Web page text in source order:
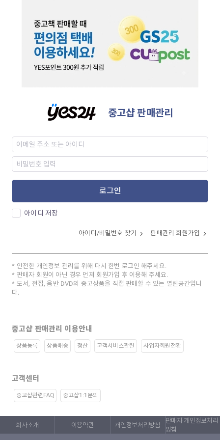
중고샵 판매관리
로그인
아이디 저장
아이디/비밀번호 찾기 판매관리 회원가입
안전한 개인정보 관리를 위해 다시 한번 로그인 해주세요.
판매자 회원이 아닌 경우 먼저 회원가입 후 이용해 주세요.
도서, 전집, 음반 DVD의 중고상품을 직접 판매할 수 있는 열린공간입니
다.
중고샵 판매관리 이용안내
상품등록 상품배송 정산 고객서비스관련 사업자회원전환
고객센터
중고샵관련FAQ 중고샵1:1문의
회사소개 이용약관 개인정보처리방침
판매자 개인정보처리
방침